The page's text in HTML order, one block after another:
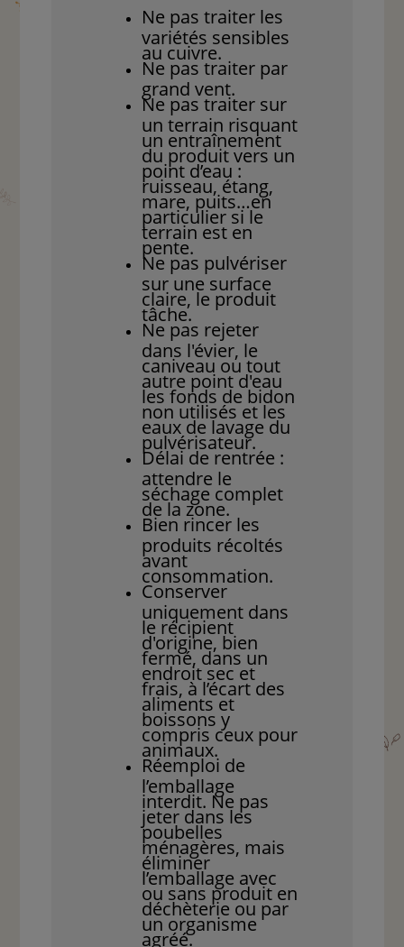
Ne pas traiter les
variétés sensibles
au cuivre.
Ne pas traiter par
grand vent.
Ne pas traiter sur
un terrain risquant
un entraînement
du produit vers un
point d’eau :
ruisseau, étang,
mare, puits…en
particulier si le
terrain est en
pente.
Ne pas pulvériser
sur une surface
claire, le produit
tâche.
Ne pas rejeter
dans l'évier, le
caniveau ou tout
autre point d'eau
les fonds de bidon
non utilisés et les
eaux de lavage du
pulvérisateur.
Délai de rentrée :
attendre le
séchage complet
de la zone.
Bien rincer les
produits récoltés
avant
consommation.
Conserver
uniquement dans
le récipient
d'origine, bien
fermé, dans un
endroit sec et
frais, à l’écart des
aliments et
boissons y
compris ceux pour
animaux.
Réemploi de
l’emballage
interdit. Ne pas
jeter dans les
poubelles
ménagères, mais
éliminer
l’emballage avec
ou sans produit en
déchèterie ou par
un organisme
agréé.